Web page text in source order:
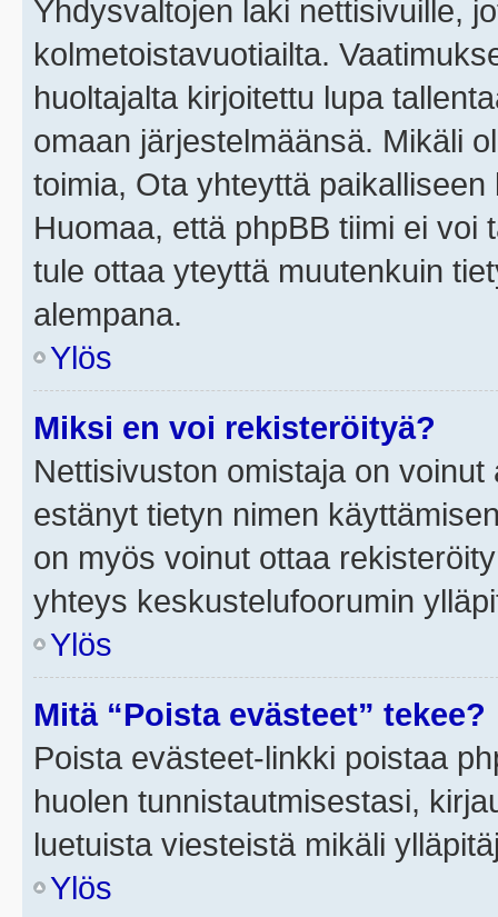
Yhdysvaltojen laki nettisivuille,
kolmetoistavuotiailta.
huoltajalta kirjoitettu lupa
omaan järjestelmäänsä. Mikäli
toimia, Ota yhteyttä
Huomaa, että phpBB tiimi ei voi
tule ottaa yteyttä muutenkuin
alempana.
Ylös
Miksi en voi rekisteröityä?
Nettisivuston omistaja on
estänyt tietyn nimen
on myös voinut ottaa
yhteys keskustelufoorumin
Ylös
Mitä “Poista evästeet” tekee?
Poista evästeet-linkki poistaa
huolen tunnistautmisestasi,
luetuista viesteistä mikäli
Ylös